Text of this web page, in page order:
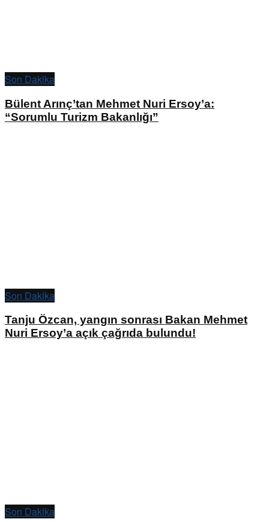
Son Dakika
Bülent Arınç’tan Mehmet Nuri Ersoy’a:
“Sorumlu Turizm Bakanlığı”
Son Dakika
Tanju Özcan, yangın sonrası Bakan Mehmet
Nuri Ersoy’a açık çağrıda bulundu!
Son Dakika